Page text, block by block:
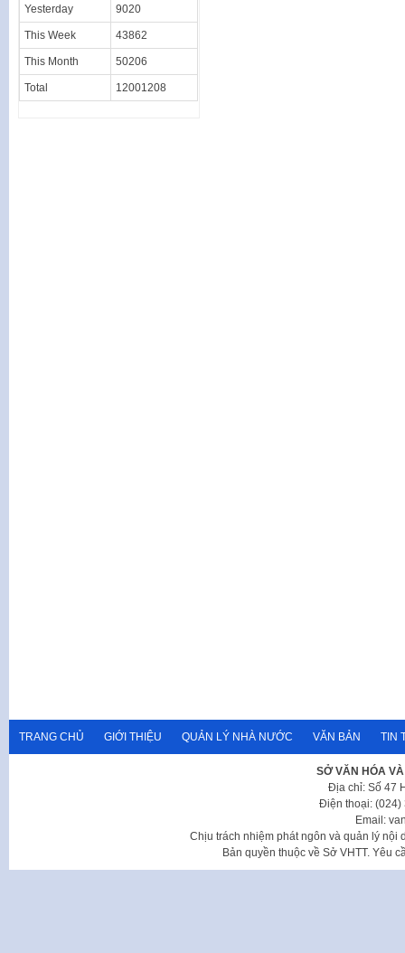
Yesterday 9020
This Week 43862
This Month 50206
Total 12001208
TRANG CHỦ GIỚI THIỆU QUẢN LÝ NHÀ NƯỚC VĂN BẢN TIN
SỞ VĂN HÓA
Địa chỉ: Số 47
Điện thoại: (024)
Email:
Chịu trách nhiệm phát ngôn và quản lý nội
Bản quyền thuộc về Sở VHTT. Yêu